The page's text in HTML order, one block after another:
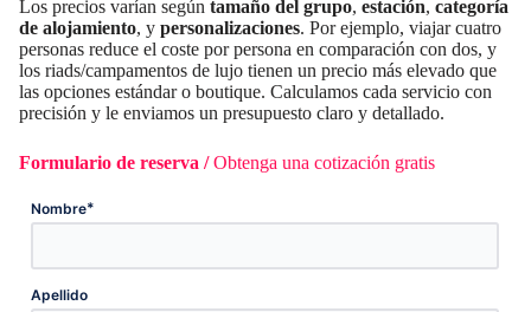
Los precios varían según tamaño del grupo, estación, categoría
de alojamiento, y personalizaciones. Por ejemplo, viajar cuatro
personas reduce el coste por persona en comparación con dos, y
los riads/campamentos de lujo tienen un precio más elevado que
las opciones estándar o boutique. Calculamos cada servicio con
precisión y le enviamos un presupuesto claro y detallado.
Formulario de reserva /Obtenga una cotización gratis
Nombre*
Apellido